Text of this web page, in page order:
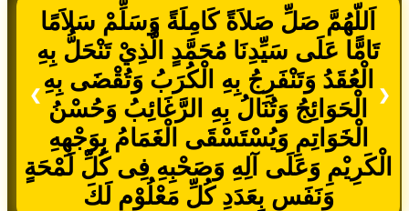
اَللّهُمَّ صَلِّ صَلاَةً كَامِلَةً وَسَلِّمْ سَلاَمًا
تَامًّا عَلَى سَيِّدِنَا مُحَمَّدٍ الَّذِيْ تَنْحَلُّ بِهِ
الْعُقَدُ وَتَنْفَرِجُ بِهِ الْكُرَبُ وَتُقْضَى بِهِ
الْحَوَائِجُ وَتُنَالُ بِهِ الرَّغَائِبُ وَحُسْنُ
الْخَوَاتِمِ وَيُسْتَسْقَى الْغَمَامُ بِوَجْهِهِ
الْكَرِيْمِ وَعَلَى آلِهِ وَصَحْبِهِ فِى كُلِّ لَمْحَةٍ
وَنَفَسٍ بِعَدَدِ كُلِّ مَعْلُوْمٍ لَكَ
❮ ❯